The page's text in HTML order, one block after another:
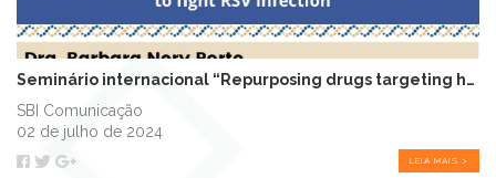
Seminário internacional “Repurposing drugs targeting host cell death proteins...
SBI Comunicação
02 de julho de 2024
LEIA MAIS >